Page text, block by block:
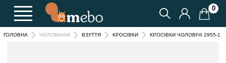
0
ГОЛОВНА ЧОЛОВІКАМ ВЗУТТЯ КРОСІВКИ КРОСІВКИ ЧОЛОВІЧІ 2955-1